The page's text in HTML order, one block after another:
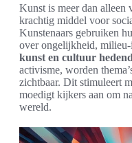
Kunst is meer dan alleen
krachtig middel voor
Kunstenaars gebruiken
over ongelijkheid, milieu-
kunst en cultuur
activisme, worden
zichtbaar. Dit stimuleert
moedigt kijkers aan om
wereld.